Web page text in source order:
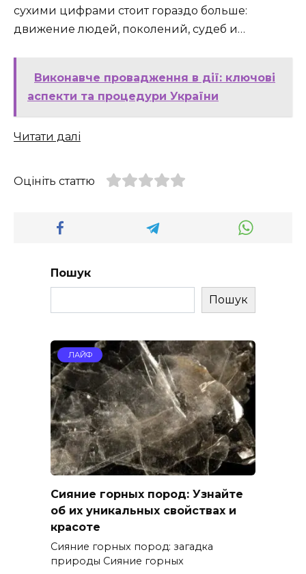
сухими цифрами стоит гораздо больше:
движение людей, поколений, судеб и…
Виконавче провадження в дії: ключові
аспекти та процедури України
Читати далі
Оцініть статтю
Пошук
Пошук
ЛАЙФ
Сияние горных пород: Узнайте
об их уникальных свойствах и
красоте
Сияние горных пород: загадка
природы Сияние горных